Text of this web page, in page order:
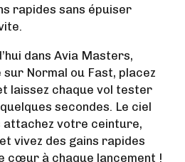
rapides sans épuiser
dans Avia Masters,
Normal ou Fast, placez
laissez chaque vol tester
secondes. Le ciel
votre ceinture,
vivez des gains rapides
cœur à chaque lancement !